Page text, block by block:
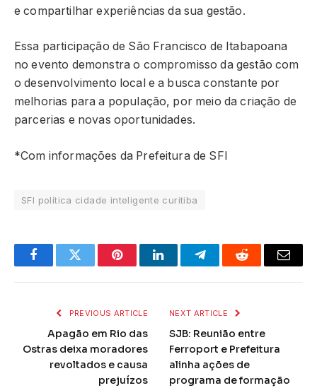
e compartilhar experiências da sua gestão.
Essa participação de São Francisco de Itabapoana
no evento demonstra o compromisso da gestão com
o desenvolvimento local e a busca constante por
melhorias para a população, por meio da criação de
parcerias e novas oportunidades.
*Com informações da Prefeitura de SFI
SFI política cidade inteligente curitiba
FacebookTwitter PinterestLinkedInTelegramReddit Email
PREVIOUS ARTICLE
Apagão em Rio das
Ostras deixa moradores
revoltados e causa
prejuízos
NEXT ARTICLE
SJB: Reunião entre
Ferroport e Prefeitura
alinha ações de
programa de formação